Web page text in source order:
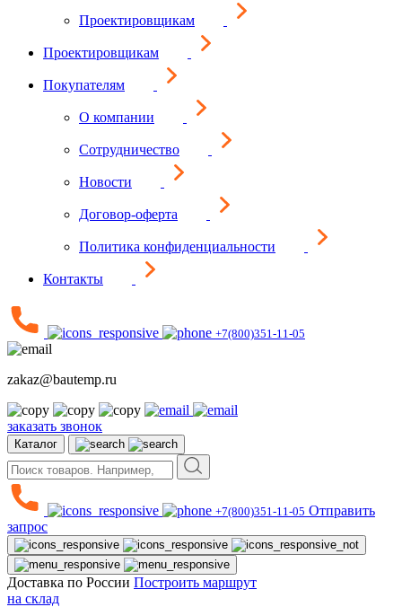
Проектировщикам
Проектировщикам
Покупателям
О компании
Сотрудничество
Новости
Договор-оферта
Политика конфиденциальности
Контакты
+7(800)351-11-05
zakaz@bautemp.ru
заказать звонок
Каталог
+7(800)351-11-05 Отправить
запрос
Доставка по России Построить маршрут
на склад